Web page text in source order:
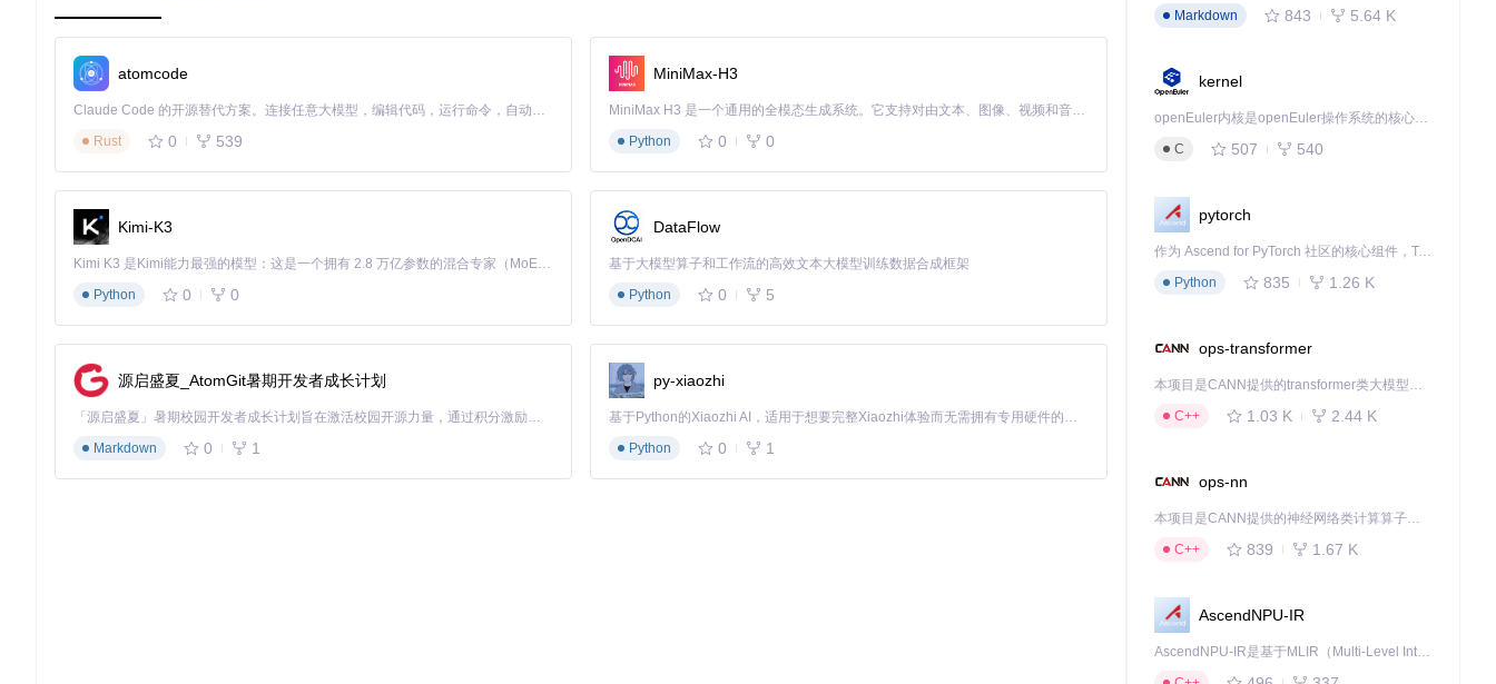
三、实战指南：从安装到精通的进阶之路
快速启动：零基础三分钟上手
获取工具
git clone
cd
基础转换（自动扫描缓存）
查看结果 转换完成的MP4文件会自动保存至用户视频目录，按原视频标题命名便于管理。
场景化配置：针对不同需求的参数组合
atomcode
Claude Code 的开源替代方案。连接任意大模型，编辑代码，运行命令，自动验证 — 全自动执行。用 Rust 构建，极致性能。 ｜ An open-source alternative to Claude Code. Connect any LLM, edit code, run commands, and verify changes — autonomously. Built in Rust for speed. Get Started
Rust
0 539
MiniMax-H3
MiniMax H3 是一个通用的全模态生成系统。它支持对由文本、图像、视频和音频组成的多模态上下文进行统一理解，并能生成分辨率高达 2K、时长可达 15 秒的带原生立体声音频的视频。得益于面向任务泛化的系统设计，H3 在预训练阶段就已具备广泛的多模态上下文理解与生成能力，能够出色地执行复杂的多模态指令。
Python
0 0
Kimi-K3
Kimi K3 是Kimi能力最强的模型：这是一个拥有 2.8 万亿参数的混合专家（MoE）模型，具备原生视觉理解能力，并支持 100 万 token 的上下文窗口。
Python
0 0
DataFlow
基于大模型算子和工作流的高效文本大模型训练数据合成框架
Python
0 5
源启盛夏_AtomGit暑期开发者成长计划
「源启盛夏」暑期校园开发者成长计划旨在激活校园开源力量，通过积分激励、认证扶持、资源倾斜等形式，引导高校组织和开发者完成「入驻 — 建项目 — 做贡献 — 获认证 — 得资源」的完整闭环。无论你是想带领社团入驻平台的组织者，还是希望用代码贡献证明自己的开发者，都能在这里找到属于你的成长路径。
Markdown
0 1
py-xiaozhi
基于Python的Xiaozhi AI，适用于想要完整Xiaozhi体验而无需拥有专用硬件的用户。
Python
0 1
Markdown
843 5.64 K
kernel
openEuler内核是openEuler操作系统的核心，既是系统性能与稳定性的基石，也是连接处理器、设备与服务的桥梁。
C
507 540
pytorch
作为 Ascend for PyTorch 社区的核心组件，TorchNPU 是昇腾专为 PyTorch 打造的深度学习适配插件，使 PyTorch 框架能够直接调用昇腾 NPU，为开发者提供昇腾 AI 处理器的超强算力。
Python
835 1.26 K
ops-transformer
本项目是CANN提供的transformer类大模型算子库，实现网络在NPU上加速计算。
C++
1.03 K 2.44 K
ops-nn
本项目是CANN提供的神经网络类计算算子库，实现网络在NPU上加速计算。
C++
839 1.67 K
AscendNPU-IR
AscendNPU-IR是基于MLIR（Multi-Level Intermediate Representation）构建的，面向昇腾亲和算子编译时使用的中间表示，提供昇腾完备表达能力，通过编译优化提升昇腾AI处理器计算效率，支持通过生态框架使能昇腾AI处理器与深度调优